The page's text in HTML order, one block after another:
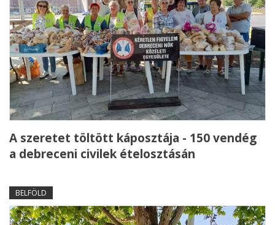
A szeretet töltött káposztája - 150 vendég
a debreceni civilek ételosztásán
BELFÖLD